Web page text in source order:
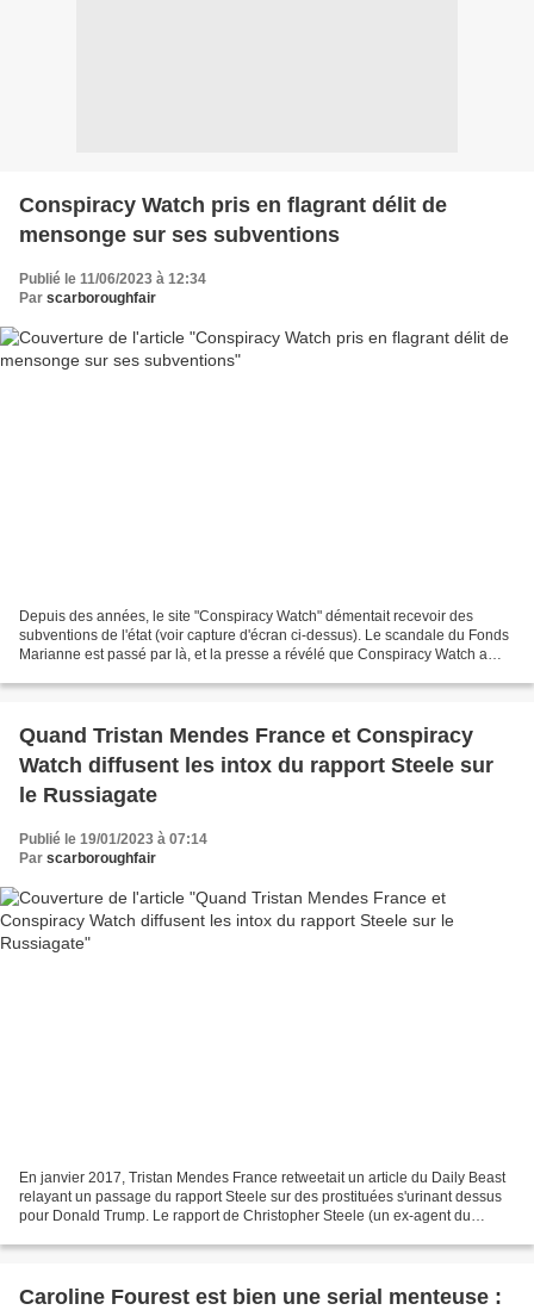
Conspiracy Watch pris en flagrant délit de
mensonge sur ses subventions
Publié le 11/06/2023 à 12:34
Par scarboroughfair
Depuis des années, le site "Conspiracy Watch" démentait recevoir des
subventions de l'état (voir capture d'écran ci-dessus). Le scandale du Fonds
Marianne est passé par là, et la presse a révélé que Conspiracy Watch a
Quand Tristan Mendes France et Conspiracy
Watch diffusent les intox du rapport Steele sur
le Russiagate
Publié le 19/01/2023 à 07:14
Par scarboroughfair
En janvier 2017, Tristan Mendes France retweetait un article du Daily Beast
relayant un passage du rapport Steele sur des prostituées s'urinant dessus
pour Donald Trump. Le rapport de Christopher Steele (un ex-agent du
Caroline Fourest est bien une serial menteuse :